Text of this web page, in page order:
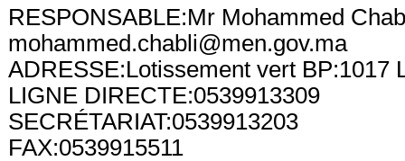
RESPONSABLE:Mr Mohammed
mohammed.chabli@men.gov.ma
ADRESSE:Lotissement vert BP:1017
LIGNE DIRECTE:0539913309
SECRÉTARIAT:0539913203
FAX:0539915511